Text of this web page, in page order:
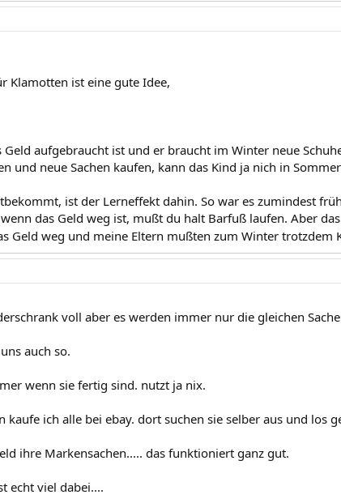
Klamotten ist eine gute Idee,
aufgebraucht ist und er braucht im Winter neue
und neue Sachen kaufen, kann das Kind ja nich in
ist der Lerneffekt dahin. So war es zumindest
das Geld weg ist, mußt du halt Barfuß laufen. Aber
Geld weg und meine Eltern mußten zum Winter trotzdem
voll aber es werden immer nur die gleichen
auch so.
wenn sie fertig sind. nutzt ja nix.
ich alle bei ebay. dort suchen sie selber aus und los
ihre Markensachen..... das funktioniert ganz gut.
echt viel dabei....